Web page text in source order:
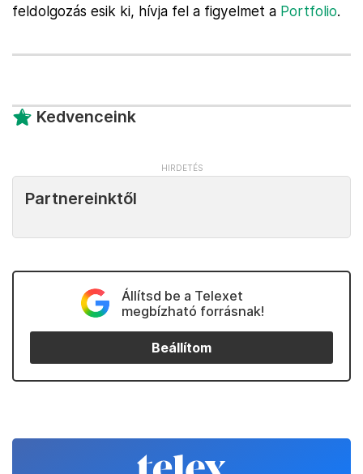
feldolgozás esik ki, hívja fel a figyelmet a Portfolio.
Kedvenceink
Partnereinktől
Állítsd be a Telexet
megbízható forrásnak!
Beállítom